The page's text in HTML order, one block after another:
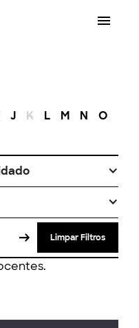
J K L M N O
Limpar Filtros